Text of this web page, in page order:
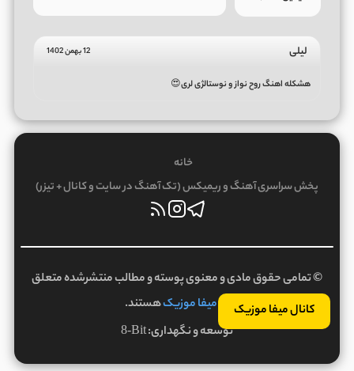
کانال میفا موزیک
لیلی 12 بهمن 1402
هشکله اهنگ روح نواز و نوستالژی لری😍
خانه
پخش سراسری آهنگ و ریمیکس (تک آهنگ در سایت و کانال + تیزر)
© تمامی حقوق مادی و معنوی پوسته و مطالب منتشرشده متعلق
بهمیفا موزیکهستند.
توسعه و نگهداری:8-Bit